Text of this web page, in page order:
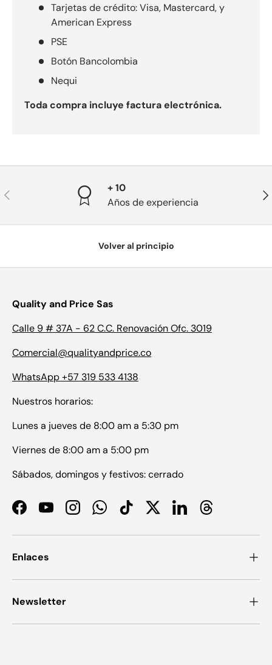
Tarjetas de crédito: Visa, Mastercard, y
American Express
PSE
Botón Bancolombia
Nequi
Toda compra incluye factura electrónica.
Anterior
+ 10
Años de experiencia
Volver al principio
Quality and Price Sas
Calle 9 # 37A - 62 C.C. Renovación Ofc. 3019
Comercial@qualityandprice.co
WhatsApp +57 319 533 4138
Nuestros horarios:
Lunes a jueves de 8:00 am a 5:30 pm
Viernes de 8:00 am a 5:00 pm
Sábados, domingos y festivos: cerrado
FacebookYouTubeInstagramWhatsAppTikTokTwitterLinkedInThreads
Enlaces
Newsletter